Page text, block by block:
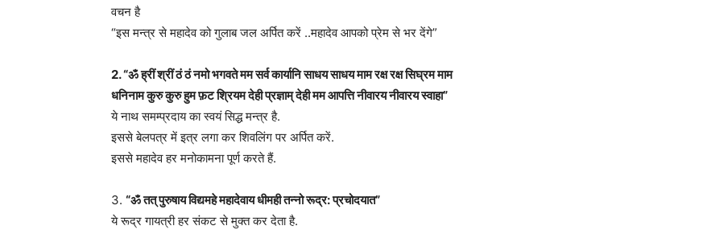
वचन है
“इस मन्त्र से महादेव को गुलाब जल अर्पित करें ..महादेव आपको प्रेम से भर देंगे”
2. “ॐ ह्रीं श्रीं ठं ठं नमो भगवते मम सर्व कार्यानि साधय साधय माम रक्ष रक्ष सिघ्रम माम
धनिनाम कुरु कुरु हुम फ़ट श्रियम देही प्रज्ञाम् देही मम आपत्ति नीवारय नीवारय स्वाहा”
ये नाथ समम्प्रदाय का स्वयं सिद्ध मन्त्र है.
इससे बेलपत्र में इत्र लगा कर शिवलिंग पर अर्पित करें.
इससे महादेव हर मनोकामना पूर्ण करते हैं.
3. “ॐ तत् पुरुषाय विद्यमहे महादेवाय धीमही तन्नो रूद्र: प्रचोदयात”
ये रूद्र गायत्री हर संकट से मुक्त कर देता है.